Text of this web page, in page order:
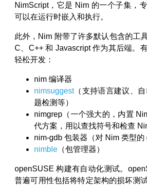
NimScript，它是 Nim 的一个子集，
可以在运行时嵌入和执行。
此外，Nim 附带了许多默认包含的工
C、C++ 和 Javascript 作为其后端。
轻松开发：
nim 编译器
nimsuggest（支持语言建议、
题检测等）
nimgrep（一个强大的，内置
代方案，用以查找符号和检查
nim-gdb 包装器（对 Nim 类型的
nimble （包管理器）
openSUSE 构建有自动化测试。
普遍可用性包括将特定架构的损坏测